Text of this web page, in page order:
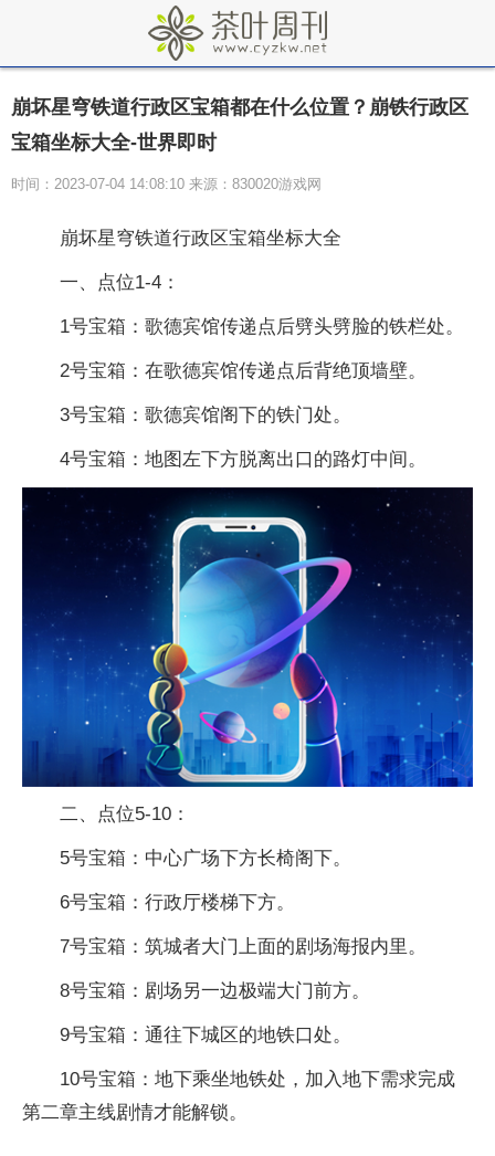
崩坏星穹铁道行政区宝箱都在什么位置？崩铁行政区
宝箱坐标大全-世界即时
时间：2023-07-04 14:08:10 来源：830020游戏网
崩坏星穹铁道行政区宝箱坐标大全
一、点位1-4：
1号宝箱：歌德宾馆传递点后劈头劈脸的铁栏处。
2号宝箱：在歌德宾馆传递点后背绝顶墙壁。
3号宝箱：歌德宾馆阁下的铁门处。
4号宝箱：地图左下方脱离出口的路灯中间。
二、点位5-10：
5号宝箱：中心广场下方长椅阁下。
6号宝箱：行政厅楼梯下方。
7号宝箱：筑城者大门上面的剧场海报内里。
8号宝箱：剧场另一边极端大门前方。
9号宝箱：通往下城区的地铁口处。
10号宝箱：地下乘坐地铁处，加入地下需求完成
第二章主线剧情才能解锁。